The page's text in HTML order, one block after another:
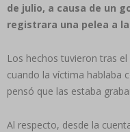
de julio, a causa de un
registrara una pelea a
Los hechos tuvieron tras
cuando la víctima hablaba
pensó que las estaba
Al respecto, desde la